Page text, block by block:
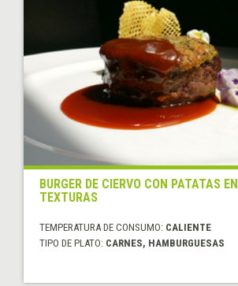
BURGER DE CIERVO CON PATATAS EN
TEXTURAS
TEMPERATURA DE CONSUMO: CALIENTE
TIPO DE PLATO: CARNES, HAMBURGUESAS